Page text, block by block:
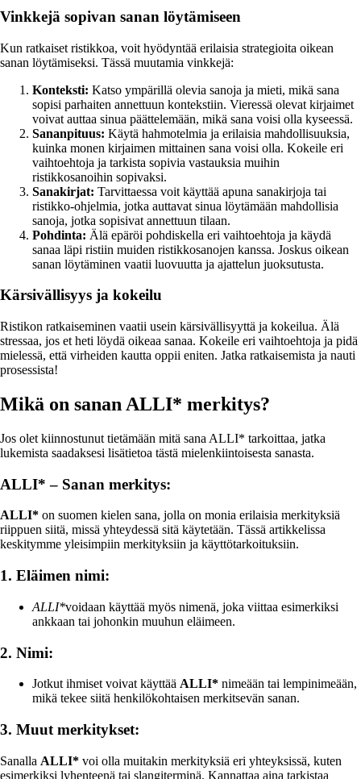
Vinkkejä sopivan sanan löytämiseen
Kun ratkaiset ristikkoa, voit hyödyntää erilaisia strategioita oikean
sanan löytämiseksi. Tässä muutamia vinkkejä:
Konteksti: Katso ympärillä olevia sanoja ja mieti, mikä sana
sopisi parhaiten annettuun kontekstiin. Vieressä olevat kirjaimet
voivat auttaa sinua päättelemään, mikä sana voisi olla kyseessä.
Sananpituus: Käytä hahmotelmia ja erilaisia mahdollisuuksia,
kuinka monen kirjaimen mittainen sana voisi olla. Kokeile eri
vaihtoehtoja ja tarkista sopivia vastauksia muihin
ristikkosanoihin sopivaksi.
Sanakirjat: Tarvittaessa voit käyttää apuna sanakirjoja tai
ristikko-ohjelmia, jotka auttavat sinua löytämään mahdollisia
sanoja, jotka sopisivat annettuun tilaan.
Pohdinta: Älä epäröi pohdiskella eri vaihtoehtoja ja käydä
sanaa läpi ristiin muiden ristikkosanojen kanssa. Joskus oikean
sanan löytäminen vaatii luovuutta ja ajattelun juoksutusta.
Kärsivällisyys ja kokeilu
Ristikon ratkaiseminen vaatii usein kärsivällisyyttä ja kokeilua. Älä
stressaa, jos et heti löydä oikeaa sanaa. Kokeile eri vaihtoehtoja ja pidä
mielessä, että virheiden kautta oppii eniten. Jatka ratkaisemista ja nauti
prosessista!
Mikä on sanan ALLI* merkitys?
Jos olet kiinnostunut tietämään mitä sana ALLI* tarkoittaa, jatka
lukemista saadaksesi lisätietoa tästä mielenkiintoisesta sanasta.
ALLI* – Sanan merkitys:
ALLI* on suomen kielen sana, jolla on monia erilaisia merkityksiä
riippuen siitä, missä yhteydessä sitä käytetään. Tässä artikkelissa
keskitymme yleisimpiin merkityksiin ja käyttötarkoituksiin.
1. Eläimen nimi:
ALLI*voidaan käyttää myös nimenä, joka viittaa esimerkiksi
ankkaan tai johonkin muuhun eläimeen.
2. Nimi:
Jotkut ihmiset voivat käyttää ALLI* nimeään tai lempinimeään,
mikä tekee siitä henkilökohtaisen merkitsevän sanan.
3. Muut merkitykset:
Sanalla ALLI* voi olla muitakin merkityksiä eri yhteyksissä, kuten
esimerkiksi lyhenteenä tai slangiterminä. Kannattaa aina tarkistaa